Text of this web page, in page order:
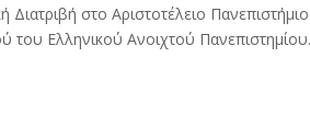
στο Αριστοτέλειο
του Ελληνικού Ανοιχτού Πανεπιστημίου.